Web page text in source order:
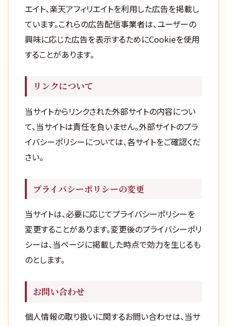
エイト、楽天アフィリエイトを利用した広告を掲載し
ています。これらの広告配信事業者は、ユーザーの
興味に応じた広告を表示するためにCookieを使用
することがあります。
リンクについて
当サイトからリンクされた外部サイトの内容につい
て、当サイトは責任を負いません。外部サイトのプラ
イバシーポリシーについては、各サイトをご確認くだ
さい。
プライバシーポリシーの変更
当サイトは、必要に応じてプライバシーポリシーを
変更することがあります。変更後のプライバシーポリ
シーは、当ページに掲載した時点で効力を生じるも
のとします。
お問い合わせ
個人情報の取り扱いに関するお問い合わせは、当サ